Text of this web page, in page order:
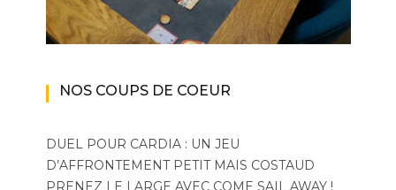
NOS COUPS DE COEUR
DUEL POUR CARDIA : UN JEU
D’AFFRONTEMENT PETIT MAIS COSTAUD